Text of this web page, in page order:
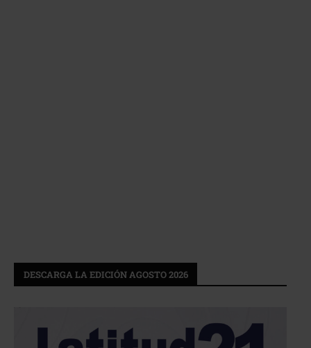
DESCARGA LA EDICIÓN AGOSTO 2026